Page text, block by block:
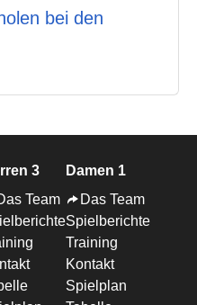
bei den
3
Team
Damen 1
Das Team
Spielberichte
Training
Kontakt
Spielplan